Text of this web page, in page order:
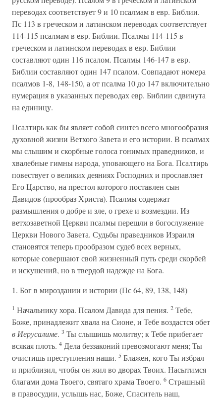
переводах соответствует 9 и 10 псалмам в евр. Библии.
Пс 113 в греческом и латинском переводах соответствует
114-115 псалмам в евр. Библии. Псалмы 114-115 в
греческом и латинском переводах в евр. Библии
составляют один 116 псалом. Псалмы 146-147 в евр.
Библии составляют один 147 псалом. Совпадают номера
псалмов 1-8, 148-150, а от псалма 10 до 147 включительно
нумерация в указанных переводах евр. Библии сдвинута
на единицу.
Псалтирь как бы являет собой синтез всего многообразия
духовной жизни Ветхого Завета и его истории. В псалмах
мы слышим и скорбные голоса гонимых праведников, и
хвалебные гимны народа, уповающего на Бога. Псалтирь
повествует о великих деяниях Господних и прославляет
Его Царство, на престол которого поставлен сын
Давидов (прообраз Христа). Псалмы содержат
размышления о добре и зле, о грехе и возмездии. Из
ветхозаветной Церкви псалмы перешли в богослужение
Церкви Нового Завета. Судьбы праведников Израиля
становятся теперь прообразом судеб всех верных,
которые совершают свой жизненный путь среди скорбей
и искушений, но в твердой надежде на Бога.
1. Бог в мироздании и истории (Пс 64, 89, 138, 148)
1 Начальнику хора. Псалом Давида для пения. 2 Тебе,
Боже, принадлежит хвала на Сионе, и Тебе воздастся обет
в Иерусалиме. 3 Ты слышишь молитву; к Тебе прибегает
всякая плоть. 4 Дела беззаконий превозмогают меня; Ты
очистишь преступления наши. 5 Блажен, кого Ты избрал
и приблизил, чтобы он жил во дворах Твоих. Насытимся
благами дома Твоего, святаго храма Твоего. 6 Страшный
в правосудии, услышь нас, Боже, Спаситель наш,